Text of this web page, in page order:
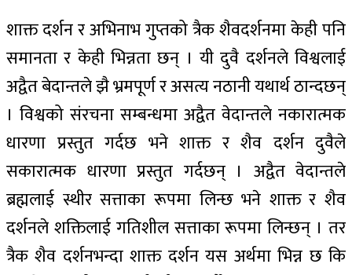
शाक्त दर्शन र अभिनाभ गुप्तको त्रैक शैवदर्शनमा केही पनि
समानता र केही भिन्नता छन् । यी दुवै दर्शनले विश्वलाई
अद्वैत बेदान्तले झै भ्रमपूर्ण र असत्य नठानी यथार्थ ठान्दछन्
। विश्वको संरचना सम्बन्धमा अद्वैत वेदान्तले नकारात्मक
धारणा प्रस्तुत गर्दछ भने शाक्त र शैव दर्शन दुवैले
सकारात्मक धारणा प्रस्तुत गर्दछन् । अद्वैत वेदान्तले
ब्रह्मलाई स्थीर सत्ताका रूपमा लिन्छ भने शाक्त र शैव
दर्शनले शक्तिलाई गतिशील सत्ताका रूपमा लिन्छन् । तर
त्रैक शैव दर्शनभन्दा शाक्त दर्शन यस अर्थमा भिन्न छ कि